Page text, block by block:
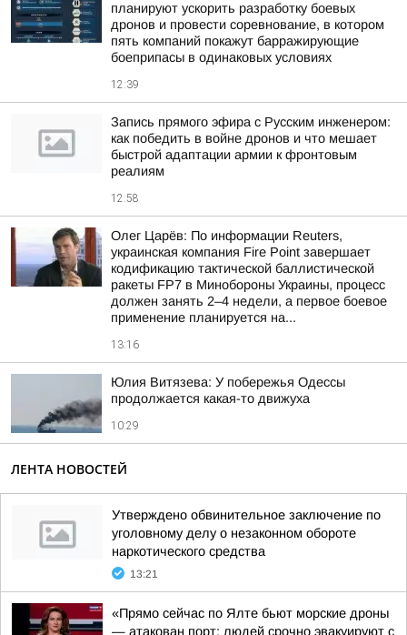
планируют ускорить разработку боевых
дронов и провести соревнование, в котором
пять компаний покажут барражирующие
боеприпасы в одинаковых условиях
12:39
Запись прямого эфира с Русским инженером:
как победить в войне дронов и что мешает
быстрой адаптации армии к фронтовым
реалиям
12:58
Олег Царёв: По информации Reuters,
украинская компания Fire Point завершает
кодификацию тактической баллистической
ракеты FP7 в Минобороны Украины, процесс
должен занять 2–4 недели, а первое боевое
применение планируется на...
13:16
Юлия Витязева: У побережья Одессы
продолжается какая-то движуха
10:29
ЛЕНТА НОВОСТЕЙ
Утверждено обвинительное заключение по
уголовному делу о незаконном обороте
наркотического средства
13:21
«Прямо сейчас по Ялте бьют морские дроны
— атакован порт: людей срочно эвакуируют с